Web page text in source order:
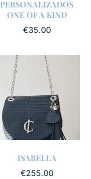
PERSONALIZADOS
ONE OF A KIND
€35.00
ISABELLA
€255.00